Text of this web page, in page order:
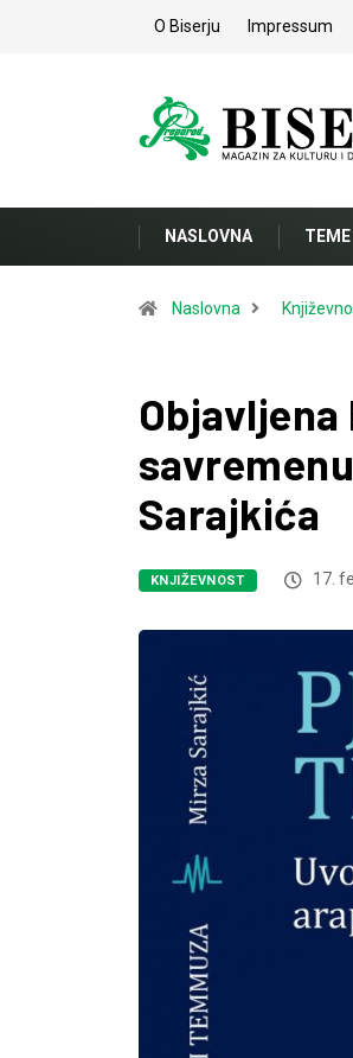
O Biserju Impressum
NASLOVNA TEME
Naslovna
Objavljena
Sarajkića
KNJIŽEVNOST 17.